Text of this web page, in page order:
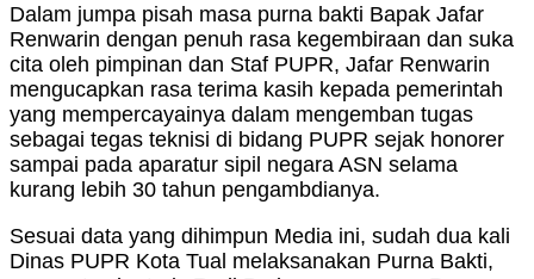
Dalam jumpa pisah masa purna bakti Bapak Jafar
Renwarin dengan penuh rasa kegembiraan dan suka
cita oleh pimpinan dan Staf PUPR, Jafar Renwarin
mengucapkan rasa terima kasih kepada pemerintah
yang mempercayainya dalam mengemban tugas
sebagai tegas teknisi di bidang PUPR sejak honorer
sampai pada aparatur sipil negara ASN selama
kurang lebih 30 tahun pengambdianya.
Sesuai data yang dihimpun Media ini, sudah dua kali
Dinas PUPR Kota Tual melaksanakan Purna Bakti,